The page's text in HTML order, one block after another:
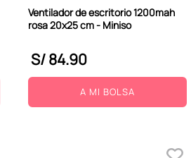
Ventilador de escritorio 1200mah
rosa 20x25 cm - Miniso
S/84.90
A MI BOLSA